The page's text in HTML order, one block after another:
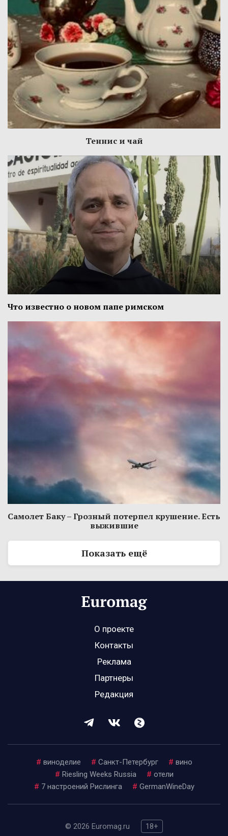
Теннис и чай
Что известно о новом папе римском
Самолет Баку – Грозный потерпел крушение. Есть
выжившие
Показать ещё
О проекте
Контакты
Реклама
Партнеры
Редакция
# виноделие # Санкт-Петербург # вино
# Riesling Weeks Russia # отели
# 7 настроений Рислинга # GermanWineDay
© 2026 Euromag.ru 18+